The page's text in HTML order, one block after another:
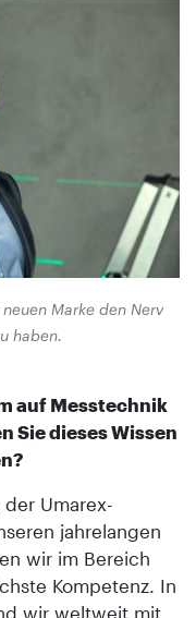
Marke den Nerv
haben.
auf Messtechnik
Sie dieses Wissen
Umarex-
jahrelangen
wir im Bereich
Kompetenz. In
wir weltweit mit